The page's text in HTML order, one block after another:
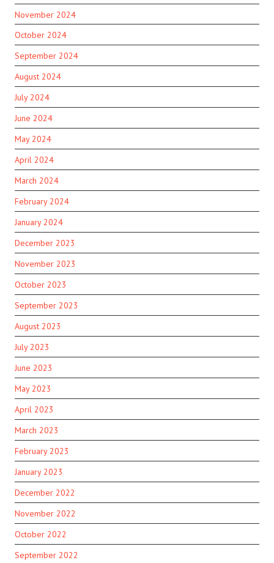
November 2024
October 2024
September 2024
August 2024
July 2024
June 2024
May 2024
April 2024
March 2024
February 2024
January 2024
December 2023
November 2023
October 2023
September 2023
August 2023
July 2023
June 2023
May 2023
April 2023
March 2023
February 2023
January 2023
December 2022
November 2022
October 2022
September 2022